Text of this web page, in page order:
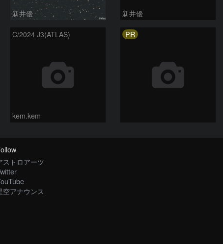
新井優 新井優
C/2024 J3(ATLAS)
kem.kem
PR
ストロアーツ
空アナウンス